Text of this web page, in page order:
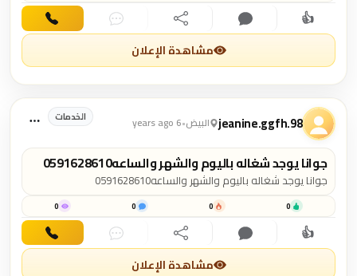
👍اهتمام تعليق مشاركة دردشة اتصال
مشاهدة الإعلان
jeanine.ggfh.98 البيض•
6 years ago الخدمات
جوانا يوجد شغاله باليوم والشهر والساعه0591628610
جوانا يوجد شغاله باليوم والشهر والساعه0591628610
0
0
0
0
👍اهتمام تعليق مشاركة دردشة اتصال
مشاهدة الإعلان